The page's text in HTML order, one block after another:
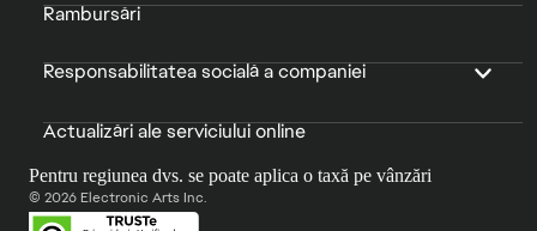
Rambursări
Responsabilitatea socială a companiei
Actualizări ale serviciului online
Pentru regiunea dvs. se poate aplica o taxă pe vânzări
© 2026 Electronic Arts Inc.